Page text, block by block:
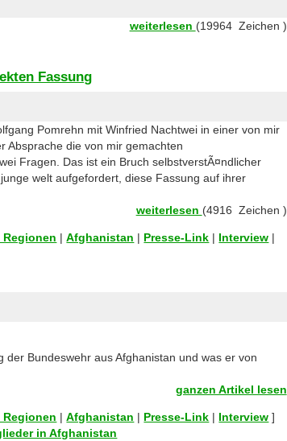
weiterlesen (19964 Zeichen )
Fassung
Pomrehn mit Winfried Nachtwei in einer von mir
Absprache die von mir gemachten
Fragen. Das ist ein Bruch selbstverstÃ¤ndlicher
welt aufgefordert, diese Fassung auf ihrer
weiterlesen (4916 Zeichen )
|Afghanistan | Presse-Link | Interview |
Bundeswehr aus Afghanistan und was er von
ganzen Artikel lesen
|Afghanistan | Presse-Link | Interview ]
in Afghanistan